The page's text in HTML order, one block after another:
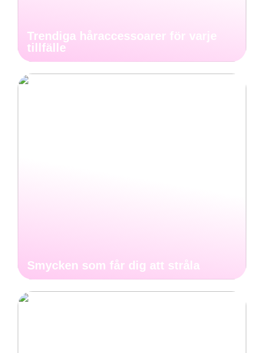
Trendiga håraccessoarer för varje
tillfälle
Smycken som får dig att stråla